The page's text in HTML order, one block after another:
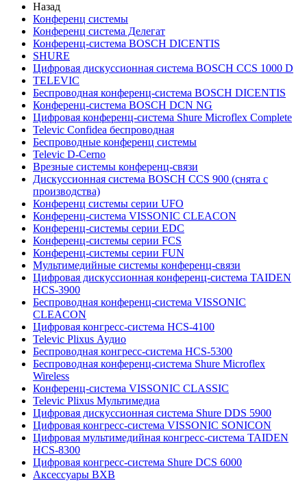
Назад
Конференц системы
Конференц система Делегат
Конференц-система BOSCH DICENTIS
SHURE
Цифровая дискуссионная система BOSCH CCS 1000 D
TELEVIC
Беспроводная конференц-система BOSCH DICENTIS
Конференц-система BOSCH DCN NG
Цифровая конференц-система Shure Microflex Complete
Televic Confidea беспроводная
Беспроводные конференц системы
Televic D-Cerno
Врезные системы конференц-связи
Дискуссионная система BOSCH CCS 900 (снята с
производства)
Конференц системы серии UFO
Конференц-система VISSONIC CLEACON
Конференц-системы серии EDC
Конференц-системы серии FCS
Конференц-системы серии FUN
Мультимедийные системы конференц-связи
Цифровая дискуссионная конференц-система TAIDEN
HCS-3900
Беспроводная конференц-система VISSONIC
CLEACON
Цифровая конгресс-система HCS-4100
Televic Plixus Аудио
Беспроводная конгресс-система HCS-5300
Беспроводная конференц-система Shure Microflex
Wireless
Конференц-система VISSONIC CLASSIC
Televic Plixus Мультимедиа
Цифровая дискуссионная система Shure DDS 5900
Цифровая конгресс-система VISSONIC SONICON
Цифровая мультимедийная конгресс-система TAIDEN
HCS-8300
Цифровая конгресс-система Shure DCS 6000
Аксессуары BXB